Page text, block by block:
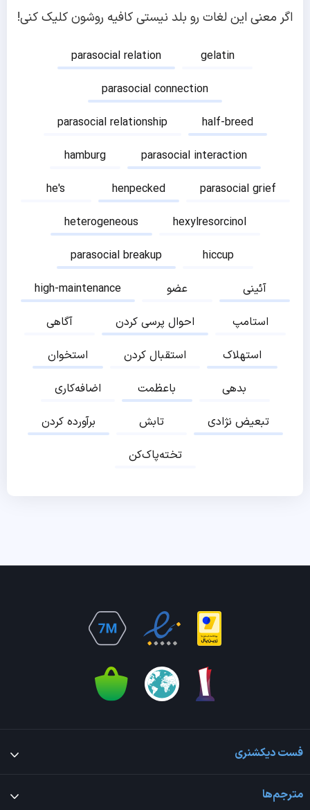
اگر معنی این لغات رو بلد نیستی کافیه روشون کلیک کنی!
parasocial relation
gelatin
parasocial connection
parasocial relationship
half-breed
hamburg
parasocial interaction
he's
henpecked
parasocial grief
heterogeneous
hexylresorcinol
parasocial breakup
hiccup
high-maintenance
عضو
آئینی
آگاهی
احوال پرسی کردن
استامپ
استخوان
استقبال کردن
استهلاک
اضافه‌کاری
باعظمت
بدهی
برآورده کردن
تابش
تبعیض نژادی
تخته‌پاک‌کن
فست دیکشنری
مترجم‌ها